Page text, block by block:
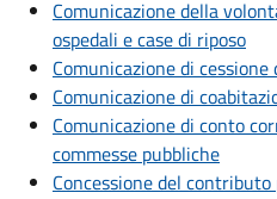
Comunicazione della
ospedali e case di riposo
Comunicazione di
Comunicazione di
Comunicazione di conto
commesse pubbliche
Concessione del